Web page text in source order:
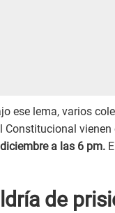
ese lema, varios
Constitucional
a las 6 pm.
de